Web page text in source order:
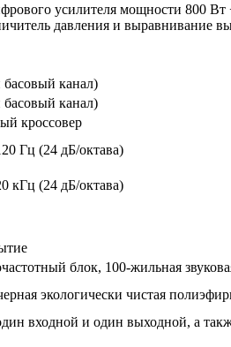
усилителя мощности 800
давления и выравнивание
канал)
канал)
кроссовер
Гц (24 дБ/октава)
кГц (24 дБ/октава)
блок, 100-жильная
экологически чистая
входной и один выходной, а